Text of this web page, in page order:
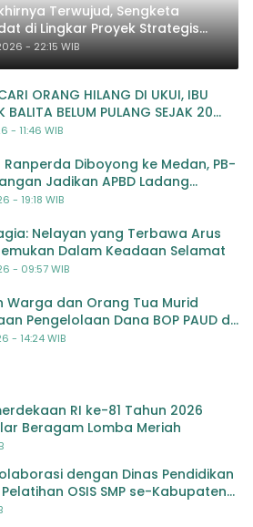
Terwujud, Sengketa
di Lingkar Proyek Strategis
Babak Baru
- 22:15 WIB
ORANG HILANG DI UKUI, IBU
BALITA BELUM PULANG SEJAK 20
- 11:46 WIB
Diboyong ke Medan, PB-
Jadikan APBD Ladang
yang Tak Perlu
- 19:18 WIB
Nelayan yang Terbawa Arus
Dalam Keadaan Selamat
- 09:57 WIB
Warga dan Orang Tua Murid
Pengelolaan Dana BOP PAUD di
Tapanuli Selatan
- 14:24 WIB
RI ke-81 Tahun 2026
Beragam Lomba Meriah
dengan Dinas Pendidikan
OSIS SMP se-Kabupaten